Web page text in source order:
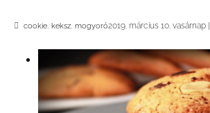
2019. március 10. vasárnap|
cookie, keksz, mogyoró